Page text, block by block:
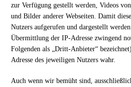
zur Verfügung gestellt werden, Videos
und Bilder anderer Webseiten. Damit
Nutzers aufgerufen und dargestellt
Übermittlung der IP-Adresse zwingend
Folgenden als „Dritt-Anbieter“
Adresse des jeweiligen Nutzers wahr.
Auch wenn wir bemüht sind,